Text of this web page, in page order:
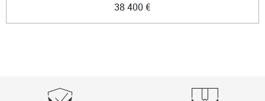
38 400 €